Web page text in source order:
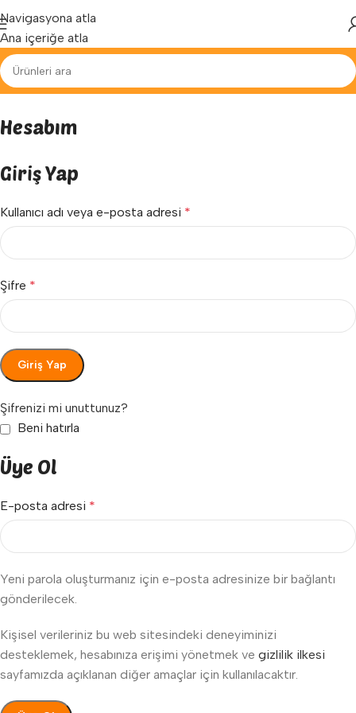
Navigasyona atla
Ana içeriğe atla
Yenilenen arayüzümüz ile hizmetinizdeyiz...
Hesabım
Giriş Yap
Kullanıcı adı veya e-posta adresi *
Şifre *
Giriş Yap
Şifrenizi mi unuttunuz?
Beni hatırla
Üye Ol
E-posta adresi *
Yeni parola oluşturmanız için e-posta adresinize bir bağlantı
gönderilecek.
Kişisel verileriniz bu web sitesindeki deneyiminizi
desteklemek, hesabınıza erişimi yönetmek ve gizlilik ilkesi
sayfamızda açıklanan diğer amaçlar için kullanılacaktır.